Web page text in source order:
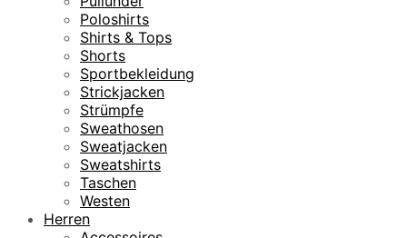
Poloshirts
Shirts & Tops
Shorts
Sportbekleidung
Strickjacken
Strümpfe
Sweathosen
Sweatjacken
Sweatshirts
Taschen
Westen
Herren